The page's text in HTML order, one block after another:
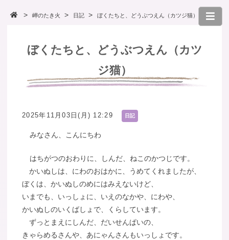
岬のたき火 日記 ぼくたちと、どうぶつえん（カツジ猫）
ぼくたちと、どうぶつえん（カツ
ジ猫）
2025年11月03日(月) 12:29 日記
みなさん、こんにちわ
はちがつのおわりに、しんだ、ねこのかつじです。
かいぬしは、にわのおはかに、うめてくれましたが、
ぼくは、かいぬしのめにはみえないけど、
いまでも、いっしょに、いえのなかや、にわや、
かいぬしのいくばしょで、くらしています。
ずっとまえにしんだ、だいせんぱいの、
きゃらめるさんや、あにゃんさんもいっしょです。